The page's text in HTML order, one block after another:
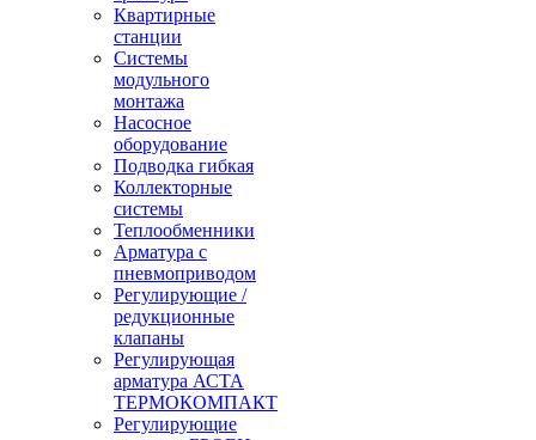
Квартирные
станции
Системы
модульного
монтажа
Насосное
оборудование
Подводка гибкая
Коллекторные
системы
Теплообменники
Арматура с
пневмоприводом
Регулирующие /
редукционные
клапаны
Регулирующая
арматура АСТА
ТЕРМОКОМПАКТ
Регулирующие